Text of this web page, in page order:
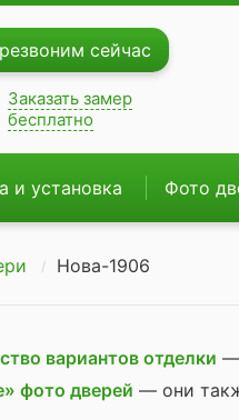
сейчас
Заказать замер
бесплатно
и установка Фото
Нова-1906
вариантов отделки —
фото дверей — они